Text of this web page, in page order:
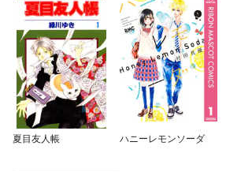
夏目友人帳 ハニーレモンソーダ